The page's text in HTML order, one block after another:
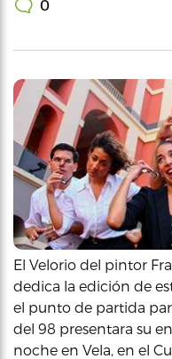
0
El Velorio del pintor
dedica la edición de
el punto de partida
del 98 presentara su
noche en Vela, en el